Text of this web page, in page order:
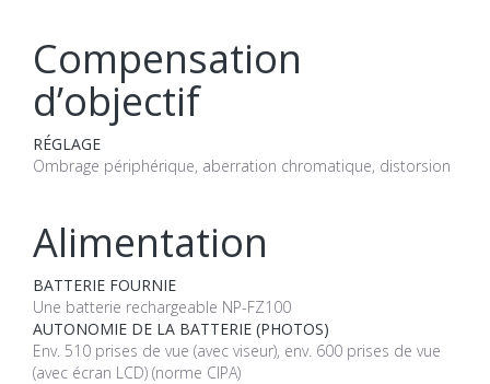
Compensation
d’objectif
RÉGLAGE
Ombrage périphérique, aberration chromatique, distorsion
Alimentation
BATTERIE FOURNIE
Une batterie rechargeable NP-FZ100
AUTONOMIE DE LA BATTERIE (PHOTOS)
Env. 510 prises de vue (avec viseur), env. 600 prises de vue
(avec écran LCD) (norme CIPA)